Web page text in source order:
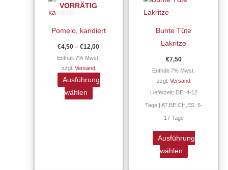
VORRÄTIG
Pomelo, kandiert
€4,50 –€12,00
Enthält 7% Mwst.
zzgl.Versand
Ausführung
wählen
weist
auf.
Die
Optionen
können
auf
Bunte Tüte
Lakritze
€7,50
Enthält 7% Mwst.
zzgl.Versand
Lieferzeit: DE: 4-12
Tage | AT,BE,CH,ES: 5-
17 Tage
Ausführung
wählen
Optionen
gewählt